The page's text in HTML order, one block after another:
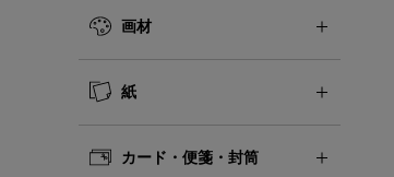
画材
紙
カード・便箋・封筒